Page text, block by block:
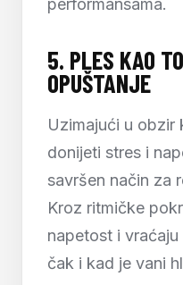
performansama.
5. PLES KAO
OPUŠTANJE
Uzimajući u obzir
donijeti stres i
savršen način za
Kroz ritmičke
napetost i
čak i kad je vani